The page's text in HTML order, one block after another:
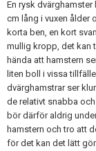
En rysk dvärghamster
cm lång i vuxen ålder
korta ben, en kort
mullig kropp, det kan
hända att hamstern
liten boll i vissa
dvärghamstrar ser
de relativt snabba
bör därför aldrig
hamstern och tro att
för det kan det lätt